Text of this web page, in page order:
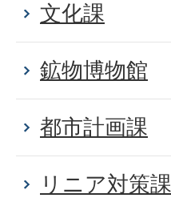
文化課
鉱物博物館
都市計画課
リニア対策課